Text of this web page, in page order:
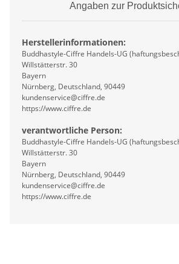
Angaben zur
Herstellerinformationen:
Buddhastyle-Ciffre Handels-UG
Willstätterstr. 30
Bayern
Nürnberg, Deutschland, 90449
kundenservice@ciffre.de
https://www.ciffre.de
verantwortliche Person:
Buddhastyle-Ciffre Handels-UG
Willstätterstr. 30
Bayern
Nürnberg, Deutschland, 90449
kundenservice@ciffre.de
https://www.ciffre.de